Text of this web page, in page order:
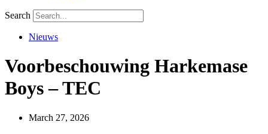
Search
Nieuws
Voorbeschouwing Harkemase
Boys – TEC
March 27, 2026